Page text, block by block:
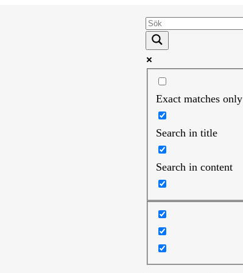
Exact matches only
Search in title
Search in content